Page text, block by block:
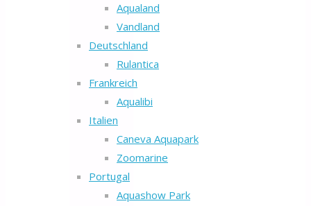
Aqualand
Vandland
Deutschland
Rulantica
Frankreich
Aqualibi
Italien
Caneva Aquapark
Zoomarine
Portugal
Aquashow Park